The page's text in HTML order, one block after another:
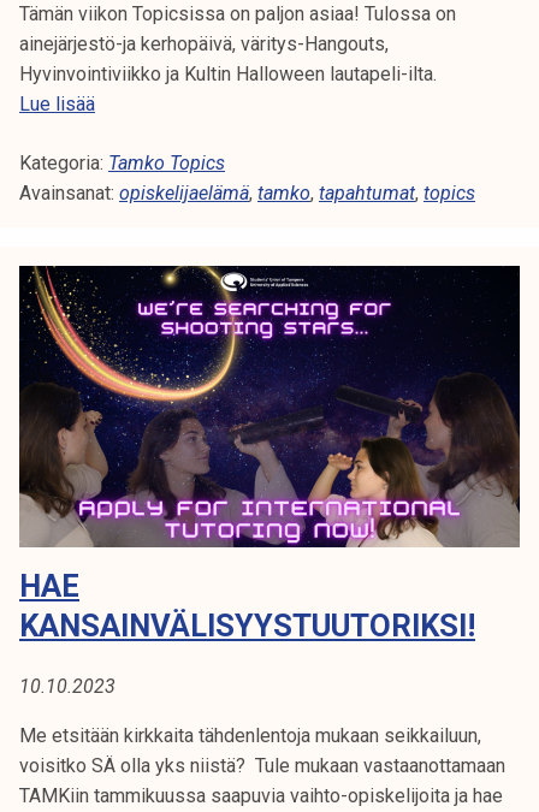
Tämän viikon Topicsissa on paljon asiaa! Tulossa on
ainejärjestö-ja kerhopäivä, väritys-Hangouts,
Hyvinvointiviikko ja Kultin Halloween lautapeli-ilta.
Lue lisääT
m
k
o
p
i
c
s
4
4
/
2
0
3
Kategoria: Tamko Topics
Avainsanat: opiskelijaelämä, tamko, tapahtumat, topics
HAE
KANSAINVÄLISYYSTUUTORIKSI!
10.10.2023
Me etsitään kirkkaita tähdenlentoja mukaan seikkailuun,
voisitko SÄ olla yks niistä? Tule mukaan vastaanottamaan
TAMKiin tammikuussa saapuvia vaihto-opiskelijoita ja hae